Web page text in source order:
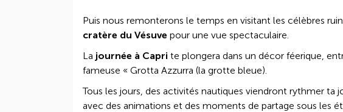
Puis nous remonterons le temps en visitant les célèbres
cratère du Vésuve pour une vue spectaculaire.
La journée à Capri te plongera dans un décor féerique,
fameuse « Grotta Azzurra (la grotte bleue).
Tous les jours, des activités nautiques viendront rythmer ta
avec des animations et des moments de partage sous les